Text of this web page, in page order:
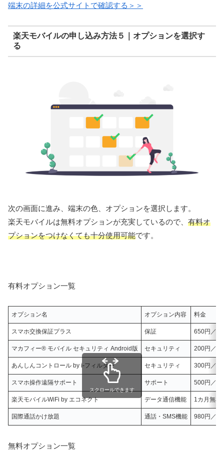
端末の詳細を公式サイトで確認する＞＞
楽天モバイルの申し込み方法５｜オプションを選択す
る
次の画面に進み、端末の色、オプションを選択します。
楽天モバイルは無料オプションが充実しているので、 有料オ
プションをつけなくても十分使用可能です。
有料オプション一覧
オプション名 オプション内容 料金
スマホ交換保証プラス 保証 650円／月
マカフィー® モバイル セキュリティ Android版 セキュリティ 200円／月
あんしんコントロール by i-フィルター セキュリティ 300円／月
スマホ操作遠隔サポート サポート 500円／月
楽天モバイルWiFi by エコネクト データ通信機能 1カ月無料
国際通話かけ放題 通話・SMS機能 980円／月
スクロールできます
無料オプション一覧